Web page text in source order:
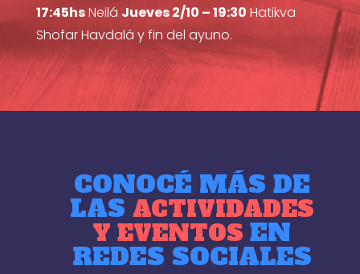
17:45hsNeilá Jueves 2/10 – 19:30 Hatikva
Shofar Havdalá y fin del ayuno.
CONOCÉ MÁS DE
LAS ACTIVIDADES
Y EVENTOSEN
REDES SOCIALES